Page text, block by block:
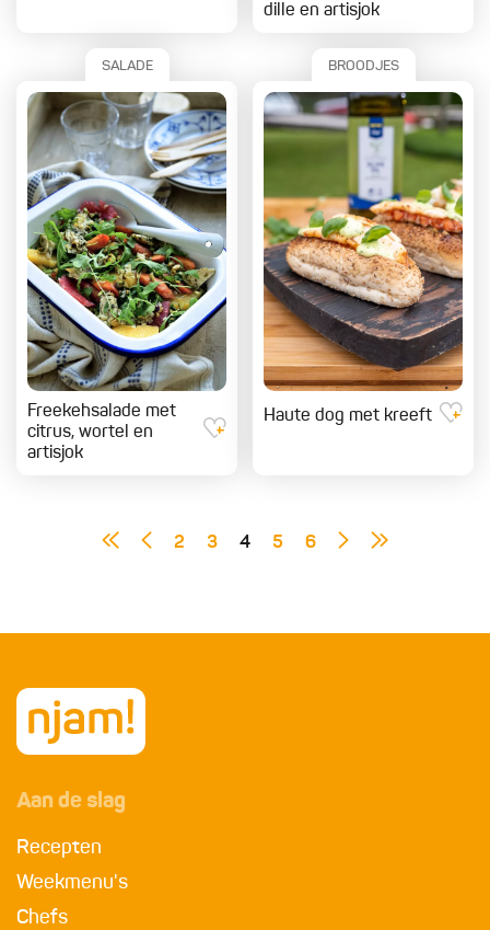
dille en artisjok
SALADE
Freekehsalade met
citrus, wortel en
artisjok
BROODJES
Haute dog met kreeft
2 3 4 5 6
Aan de slag
Recepten
Weekmenu's
Chefs